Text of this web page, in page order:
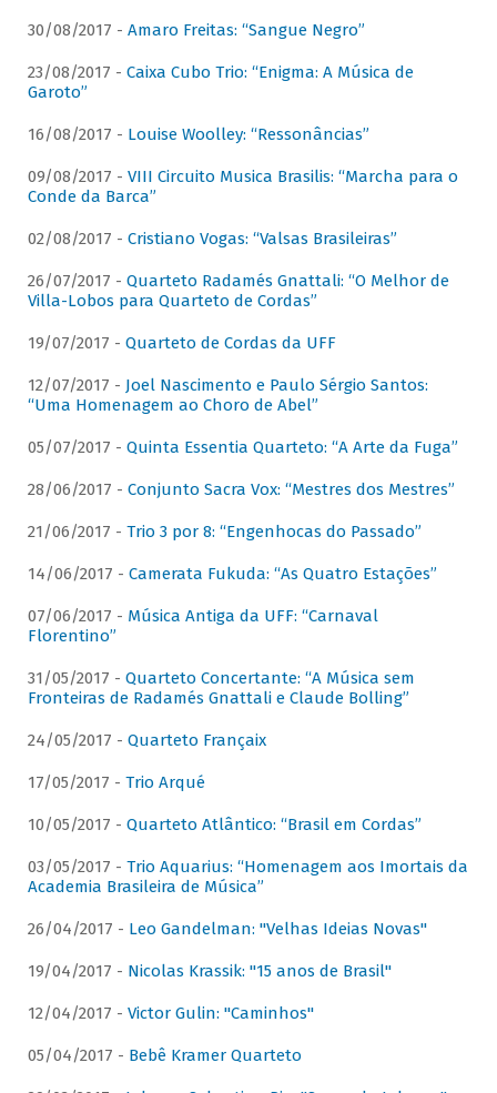
30/08/2017 - Amaro Freitas: “Sangue Negro”
23/08/2017 - Caixa Cubo Trio: “Enigma: A Música de
Garoto”
16/08/2017 - Louise Woolley: “Ressonâncias”
09/08/2017 - VIII Circuito Musica Brasilis: “Marcha para o
Conde da Barca”
02/08/2017 - Cristiano Vogas: “Valsas Brasileiras”
26/07/2017 - Quarteto Radamés Gnattali: “O Melhor de
Villa-Lobos para Quarteto de Cordas”
19/07/2017 - Quarteto de Cordas da UFF
12/07/2017 - Joel Nascimento e Paulo Sérgio Santos:
“Uma Homenagem ao Choro de Abel”
05/07/2017 - Quinta Essentia Quarteto: “A Arte da Fuga”
28/06/2017 - Conjunto Sacra Vox: “Mestres dos Mestres”
21/06/2017 - Trio 3 por 8: “Engenhocas do Passado”
14/06/2017 - Camerata Fukuda: “As Quatro Estações”
07/06/2017 - Música Antiga da UFF: “Carnaval
Florentino”
31/05/2017 - Quarteto Concertante: “A Música sem
Fronteiras de Radamés Gnattali e Claude Bolling”
24/05/2017 - Quarteto Françaix
17/05/2017 - Trio Arqué
10/05/2017 - Quarteto Atlântico: “Brasil em Cordas”
03/05/2017 - Trio Aquarius: “Homenagem aos Imortais da
Academia Brasileira de Música”
26/04/2017 - Leo Gandelman: "Velhas Ideias Novas"
19/04/2017 - Nicolas Krassik: "15 anos de Brasil"
12/04/2017 - Victor Gulin: "Caminhos"
05/04/2017 - Bebê Kramer Quarteto